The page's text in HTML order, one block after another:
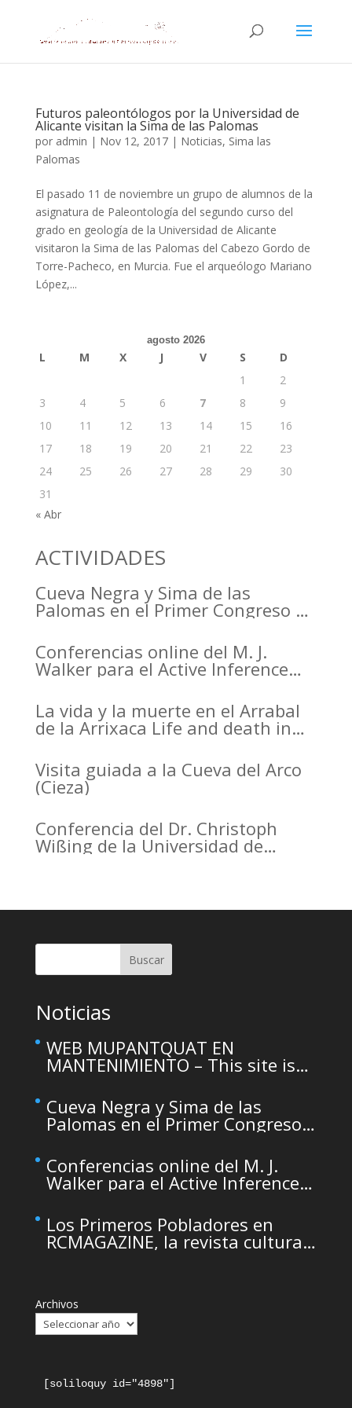
Futuros paleontólogos por la Universidad de
Alicante visitan la Sima de las Palomas
por admin | Nov 12, 2017| Noticias, Sima las
Palomas
El pasado 11 de noviembre un grupo de alumnos de la
asignatura de Paleontología del segundo curso del
grado en geología de la Universidad de Alicante
visitaron la Sima de las Palomas del Cabezo Gordo de
Torre-Pacheco, en Murcia. Fue el arqueólogo Mariano
López,...
agosto 2026
L M X J V S
D
1
2
3
4 5 6 7 8
9
10
11 12 13 14 15
16
17
18 19 20 21 22
23
24
25 26 27 28 29
30
31
« Abr
ACTIVIDADES
Cueva Negra y Sima de las
Palomas en el Primer Congreso de
Murcia organizado por el CDL
Conferencias online del M. J.
Walker para el Active Inference
La vida y la muerte en el Arrabal
de la Arrixaca Life and death in
Visita guiada a la Cueva del Arco
(Cieza)
Conferencia del Dr. Christoph
Wißing de la Universidad de
versus early modern humans:
pattern Buscar
Noticias
WEB MUPANTQUAT EN
MANTENIMIENTO – This site is
maintenance
Cueva Negra y Sima de las
Palomas en el Primer Congreso
Murcia organizado por el CDL
Conferencias online del M. J.
Walker para el Active Inference
Los Primeros Pobladores en
RCMAGAZINE, la revista cultural
Archivos
[soliloquy id="4898"]